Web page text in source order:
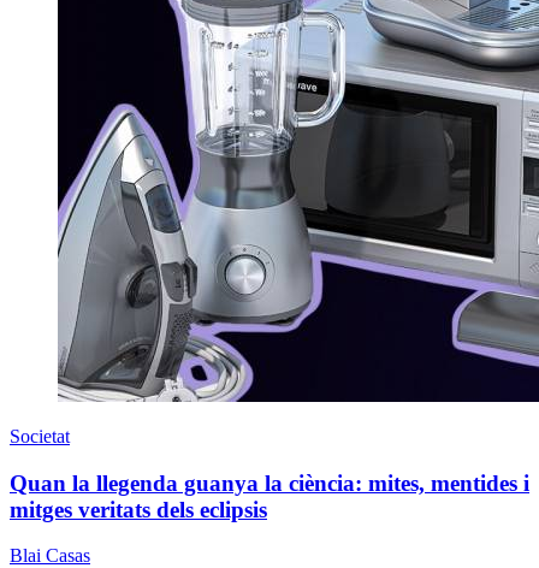
Societat
Quan la llegenda guanya la ciència: mites, mentides i
mitges veritats dels eclipsis
Blai Casas